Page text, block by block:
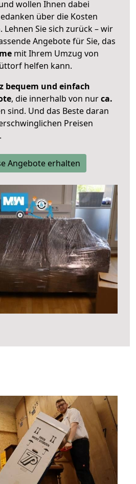
wollen Ihnen dabei
über die Kosten
Lehnen Sie sich zurück – wir
Angebote für Sie, das
mit Ihrem Umzug von
helfen kann.
bequem und einfach
, die innerhalb von nurca.
sind. Und das Beste daran
Preisen
Angebote erhalten